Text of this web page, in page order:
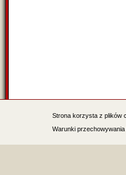
Strona korzysta z plików
Warunki